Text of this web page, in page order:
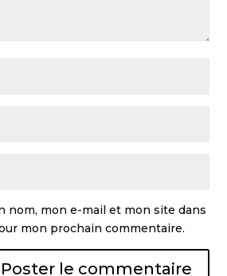
nom, mon e-mail et mon site dans
mon prochain commentaire.